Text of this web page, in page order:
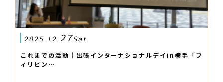
2025.12. 27Sat
これまでの活動｜出張インターナショナルデイin横手「フ
ィリピン…